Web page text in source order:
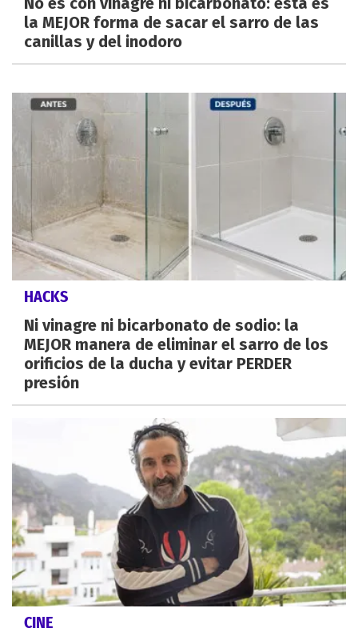
la MEJOR forma de sacar el sarro de las
canillas y del inodoro
HACKS
Ni vinagre ni bicarbonato de sodio: la
MEJOR manera de eliminar el sarro de los
orificios de la ducha y evitar PERDER
presión
CINE